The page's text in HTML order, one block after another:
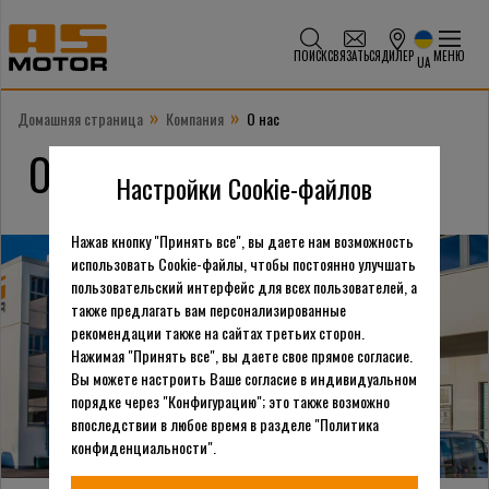
ПОИСКСВЯЗАТЬСЯДИЛЕР UA МЕНЮ
Домашняя страница » Компания » О нас
О нас Настройки Cookie-файлов
Нажав кнопку "Принять все", вы даете нам возможность
использовать Cookie-файлы, чтобы постоянно улучшать
пользовательский интерфейс для всех пользователей, а
также предлагать вам персонализированные
рекомендации также на сайтах третьих сторон.
Нажимая "Принять все", вы даете свое прямое согласие.
Вы можете настроить Ваше согласие в индивидуальном
порядке через "Конфигурацию"; это также возможно
впоследствии в любое время в разделе "Политика
конфиденциальности".